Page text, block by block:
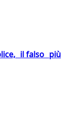
il falso più